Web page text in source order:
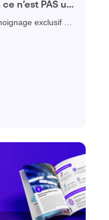
n’est PAS un
exclusif du